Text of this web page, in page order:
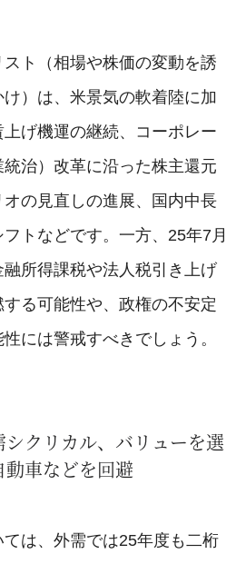
ト（相場や株価の変動を誘
）は、米景気の軟着陸に加
げ機運の継続、コーポレー
統治）改革に沿った株主還元
の見直しの進展、国内中長
トなどです。一方、25年7月
所得課税や法人税引き上げ
る可能性や、政権の不安定
には警戒すべきでしょう。
クリカル、バリューを選
動車などを回避
は、外需では25年度も二桁